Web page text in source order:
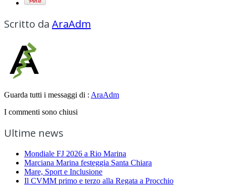
Scritto da AraAdm
Guarda tutti i messaggi di : AraAdm
I commenti sono chiusi
Ultime news
Mondiale FJ 2026 a Rio Marina
Marciana Marina festeggia Santa Chiara
Mare, Sport e Inclusione
Il CVMM primo e terzo alla Regata a Procchio